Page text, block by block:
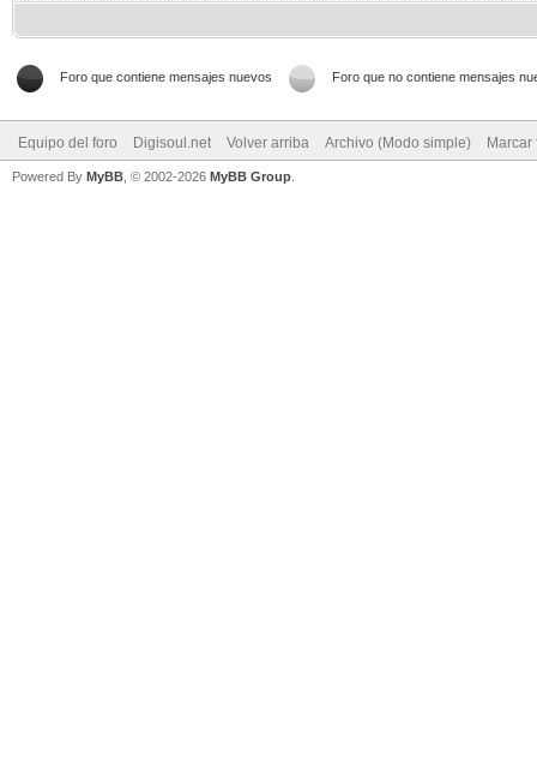
Foro que contiene mensajes nuevos Foro que no contiene mensajes
Equipo del foro Digisoul.net Volver arriba Archivo (Modo simple)
Powered By MyBB , © 2002-2026 MyBB Group